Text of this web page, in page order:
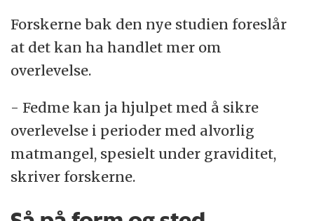
Forskerne bak den nye studien foreslår
at det kan ha handlet mer om
overlevelse.
- Fedme kan ja hjulpet med å sikre
overlevelse i perioder med alvorlig
matmangel, spesielt under graviditet,
skriver forskerne.